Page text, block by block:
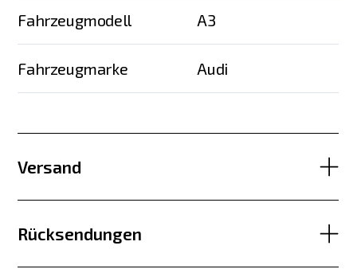
Fahrzeugmodell A3
Fahrzeugmarke Audi
Versand
Rücksendungen